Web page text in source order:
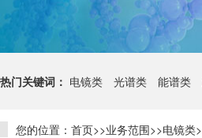
热门关键词： 电镜类 光谱类 能谱类
您的位置： 首页>>业务范围>>电镜类